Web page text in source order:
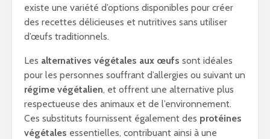
existe une variété d’options disponibles pour créer
des recettes délicieuses et nutritives sans utiliser
d’œufs traditionnels.
Les alternatives végétales aux œufs sont idéales
pour les personnes souffrant d’allergies ou suivant un
régime végétalien, et offrent une alternative plus
respectueuse des animaux et de l’environnement.
Ces substituts fournissent également des protéines
végétales essentielles, contribuant ainsi à une